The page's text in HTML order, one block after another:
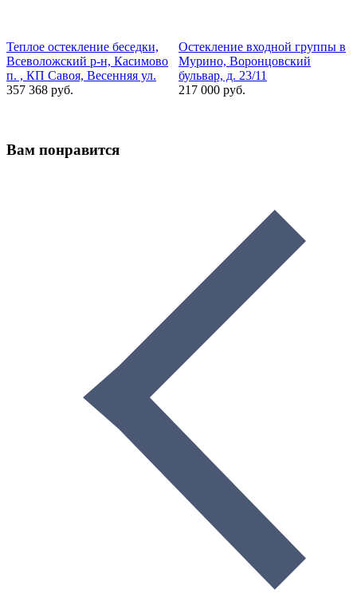
Теплое остекление беседки,
Всеволожский р-н, Касимово
п. , КП Савоя, Весенняя ул.
357 368 руб.
Остекление входной группы в
Мурино, Воронцовский
бульвар, д. 23/11
217 000 руб.
Вам понравится